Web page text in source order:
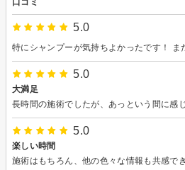
5.0
特にシャンプーが気持ちよかったです！ ま
5.0
大満足
5.0
楽しい時間